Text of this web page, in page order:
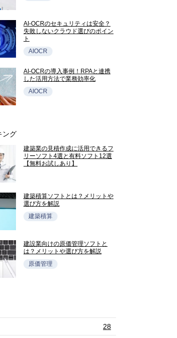
AI-OCRのセキュリティは安全？
失敗しないクラウド選びのポイン
ト
AIOCR
AI-OCRの導入事例！RPAと連携
した活用方法で業務効率化
AIOCR
ング
建築業の見積作成に活用できるフ
リーソフト4選と有料ソフト12選
【無料お試しあり】
建築積算ソフトとは？メリットや
選び方を解説
建築積算
建設業向けの原価管理ソフトと
は？メリットや選び方を解説
原価管理
28